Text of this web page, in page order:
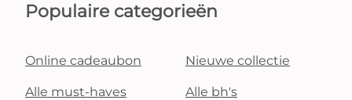
Populaire categorieën
Online cadeaubon Nieuwe collectie
Alle must-haves Alle bh's